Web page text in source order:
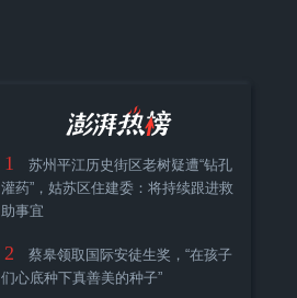
《顾视》城市人物专访第四期：
高校加持下大零号湾的协同发展
与城市展望
1
苏州平江历史街区老树疑遭“钻孔
灌药”，姑苏区住建委：将持续跟进救
助事宜
2
蔡皋领取国际安徒生奖，“在孩子
们心底种下真善美的种子”